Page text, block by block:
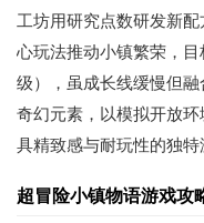
工坊用研究点数研发新
心玩法推动小镇繁荣，
级），虽成长线缓慢但融
奇幻元素，以模拟开放
具精致感与耐玩性的独特
超冒险小镇物语游戏攻